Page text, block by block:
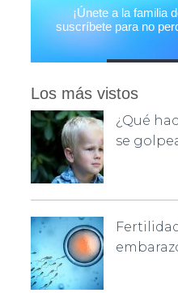
Los más vistos
¿Qué
se